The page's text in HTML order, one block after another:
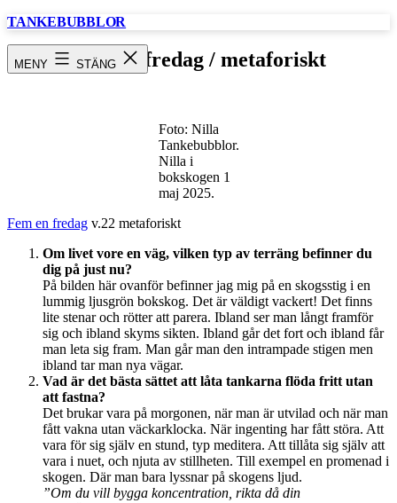
Hoppa
TANKEBUBBLOR
MENY STÄNG
Fem en fredag / metaforiskt
Foto: Nilla
Tankebubblor.
Nilla i
bokskogen 1
maj 2025.
Fem en fredag v.22 metaforiskt
Om livet vore en väg, vilken typ av terräng befinner du
dig på just nu?
På bilden här ovanför befinner jag mig på en skogsstig i en
lummig ljusgrön bokskog. Det är väldigt vackert! Det finns
lite stenar och rötter att parera. Ibland ser man långt framför
sig och ibland skyms sikten. Ibland går det fort och ibland får
man leta sig fram. Man går man den intrampade stigen men
ibland tar man nya vägar.
Vad är det bästa sättet att låta tankarna flöda fritt utan
att fastna?
Det brukar vara på morgonen, när man är utvilad och när man
fått vakna utan väckarklocka. När ingenting har fått störa. Att
vara för sig själv en stund, typ meditera. Att tillåta sig själv att
vara i nuet, och njuta av stillheten. Till exempel en promenad i
skogen. Där man bara lyssnar på skogens ljud.
”Om du vill bygga koncentration, rikta då din